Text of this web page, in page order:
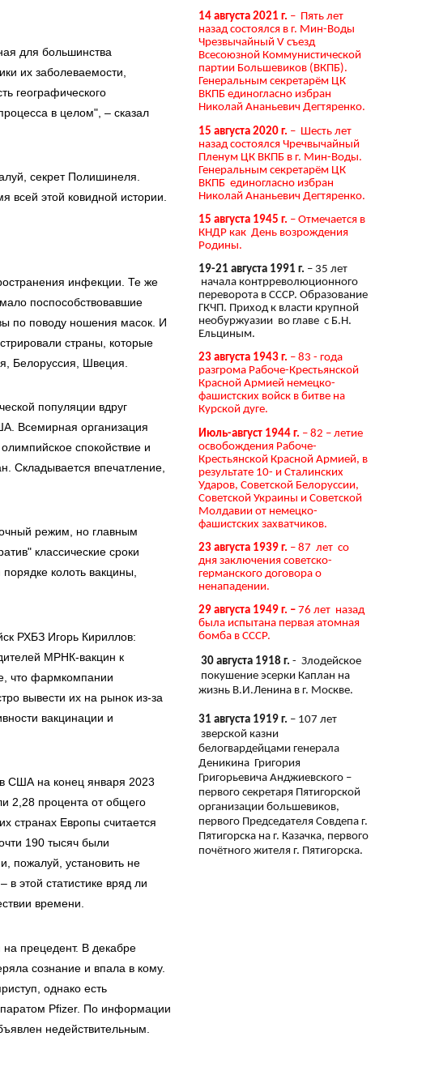
для большинства
их заболеваемости,
географического
в целом", – сказал
секрет Полишинеля.
всей этой ковидной истории.
инфекции. Те же
поспособствовавшие
по поводу ношения масок. И
страны, которые
Белоруссия, Швеция.
популяции вдруг
Всемирная организация
спокойствие и
Складывается впечатление,
режим, но главным
классические сроки
колоть вакцины,
РХБЗ Игорь Кириллов:
МРНК-вакцин к
что фармкомпании
вывести их на рынок из-за
вакцинации и
США на конец января 2023
2,28 процента от общего
странах Европы считается
190 тысяч были
пожалуй, установить не
в этой статистике вряд ли
времени.
на прецедент. В декабре
сознание и впала в кому.
однако есть
Pfizer. По информации
недействительным.
14 августа 2021 г. – Пять лет
назад состоялся в г. Мин-Воды
Чрезвычайный V съезд
Всесоюзной Коммунистической
партии Большевиков (ВКПБ).
Генеральным секретарём ЦК
ВКПБ единогласно избран
Николай Ананьевич Дегтяренко.
15 августа 2020 г. – Шесть лет
назад состоялся Чречвычайный
Пленум ЦК ВКПБ в г. Мин-Воды.
Генеральным секретарём ЦК
ВКПБ единогласно избран
Николай Ананьевич Дегтяренко.
15 августа 1945 г. – Отмечается в
КНДР как День возрождения
Родины.
19-21 августа 1991 г. – 35 лет
начала контрреволюционного
переворота в СССР. Образование
ГКЧП. Приход к власти крупной
необуржуазии во главе с Б.Н.
Ельциным.
23 августа 1943 г. – 83 - года
разгрома Рабоче-Крестьянской
Красной Армией немецко-
фашистских войск в битве на
Курской дуге.
Июль-август 1944 г. – 82 – летие
освобождения Рабоче-
Крестьянской Красной Армией, в
результате 10- и Сталинских
Ударов, Советской Белоруссии,
Советской Украины и Советской
Молдавии от немецко-
фашистских захватчиков.
23 августа 1939 г. – 87 лет со
дня заключения советско-
германского договора о
ненападении.
29 августа 1949 г. – 76 лет назад
была испытана первая атомная
бомба в СССР.
30 августа 1918 г. - Злодейское
покушение эсерки Каплан на
жизнь В.И.Ленина в г. Москве.
31 августа 1919 г. – 107 лет
зверской казни
белогвардейцами генерала
Деникина Григория
Григорьевича Анджиевского –
первого секретаря Пятигорской
организации большевиков,
первого Председателя Совдепа г.
Пятигорска на г. Казачка, первого
почётного жителя г. Пятигорска.